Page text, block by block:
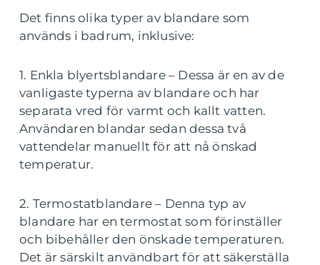
Det finns olika typer av blandare som
används i badrum, inklusive:
1. Enkla blyertsblandare – Dessa är en av de
vanligaste typerna av blandare och har
separata vred för varmt och kallt vatten.
Användaren blandar sedan dessa två
vattendelar manuellt för att nå önskad
temperatur.
2. Termostatblandare – Denna typ av
blandare har en termostat som förinställer
och bibehåller den önskade temperaturen.
Det är särskilt användbart för att säkerställa